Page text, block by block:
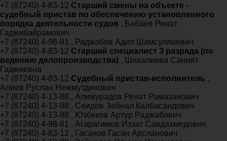
+7 (87240) 4-83-12 Старший смены на объекте -
судебный пристав по обеспечению установленного
порядка деятельности судов , Бабаев Ренат
Гаджибайрамович
+7 (87240) 4-98-81 , Раджабов Адил Шамсуллаевич
+7 (87240) 4-83-12 Старший специалист 3 разряда (по
ведению делопроизводства) , Шихалиева Саният
Гаджиевна
+7 (87240) 4-83-12 Судебный пристав-исполнитель ,
Алиев Руслан Нежмутдинович
+7 (87240) 4-13-88 , Алимурадов Ренат Рамазанович
+7 (87240) 4-13-88 , Сеидов Зейнал Калбасаидович
+7 (87240) 4-13-88 , Юзбеков Артур Раджабович
+7 (87240) 4-98-81 , Агарагимов Иззат Саидахмедович
+7 (87240) 4-83-12 , Гасанов Гасан Арсланович